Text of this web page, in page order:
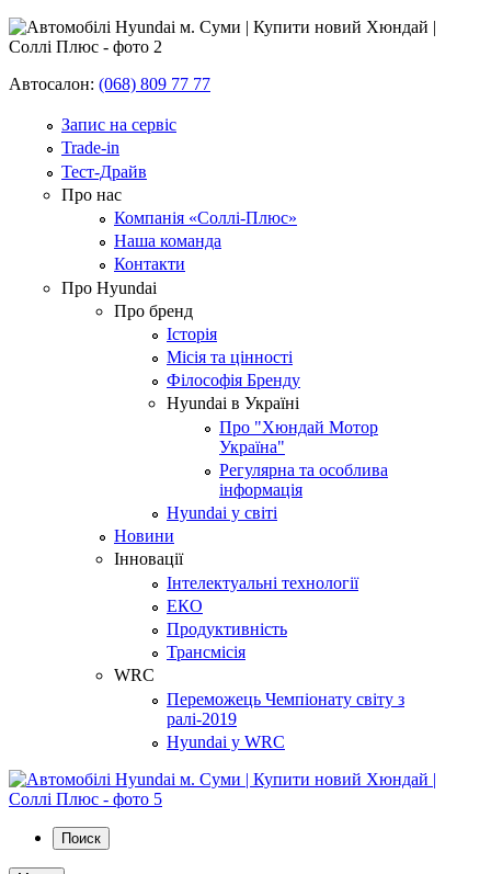
Автосалон: (068) 809 77 77
Запис на сервіс
Trade-in
Тест-Драйв
Про нас
Компанія «Соллі-Плюс»
Наша команда
Контакти
Про Hyundai
Про бренд
Історія
Місія та цінності
Філософія Бренду
Hyundai в Україні
Про "Хюндай Мотор
Україна"
Регулярна та особлива
інформація
Hyundai у світі
Новини
Інновації
Інтелектуальні технології
ЕКО
Продуктивність
Трансмісія
WRC
Переможець Чемпіонату світу з
ралі-2019
Hyundai у WRC
Поиск